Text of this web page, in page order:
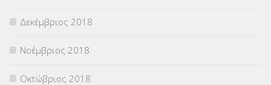
Δεκέμβριος 2018
Νοέμβριος 2018
Οκτώβριος 2018